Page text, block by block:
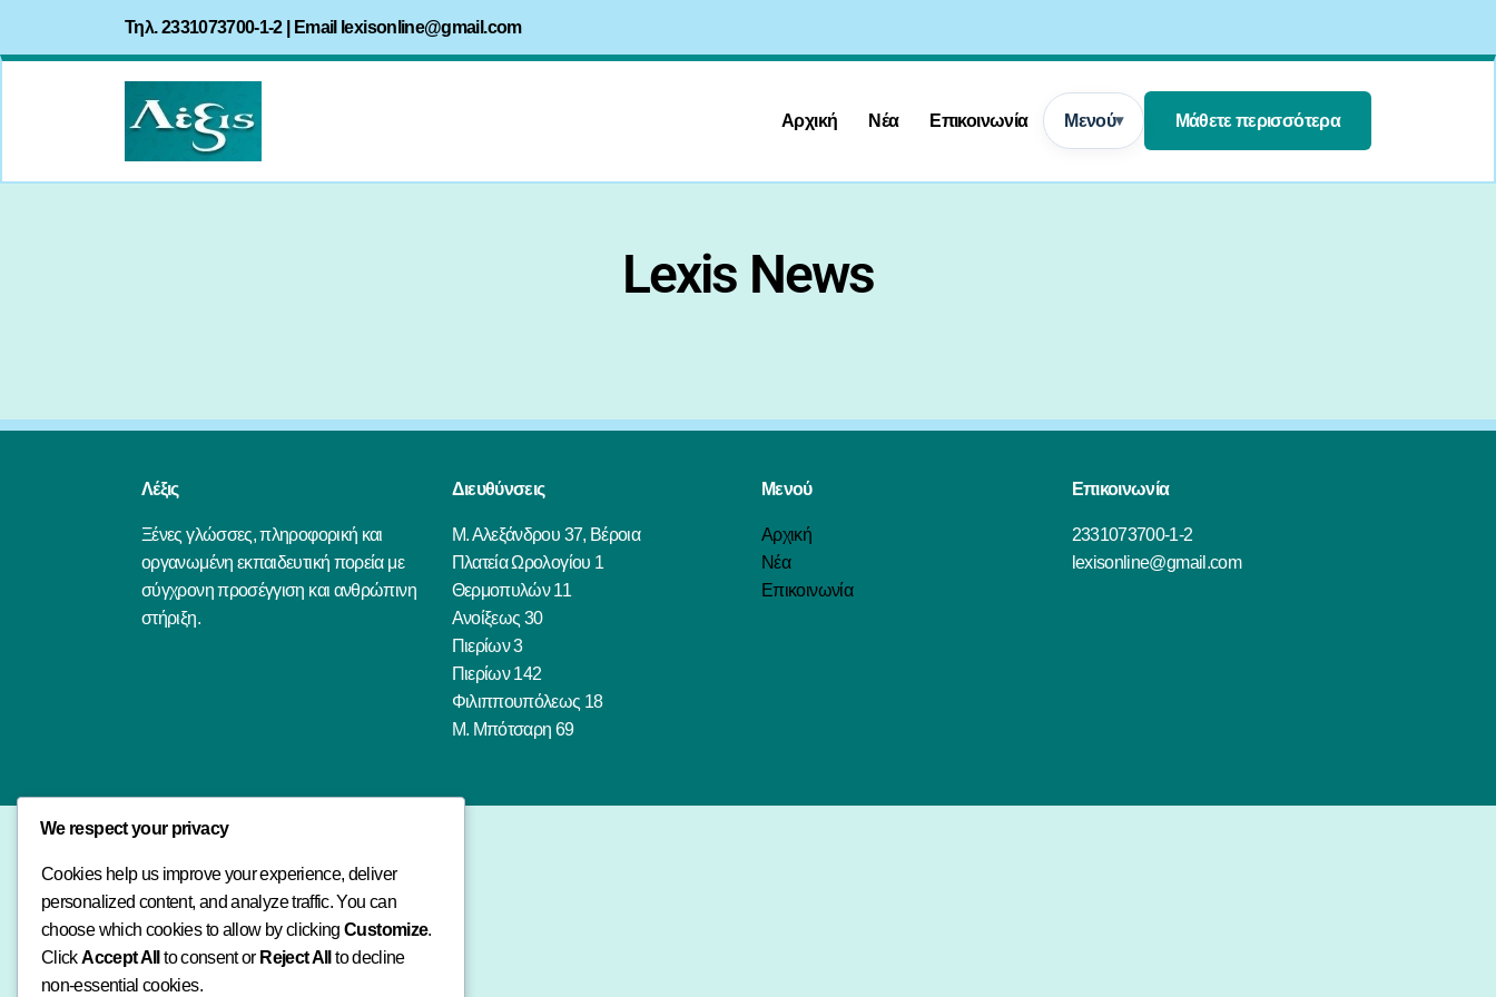
Τηλ. 2331073700-1-2 | Email lexisonline@gmail.com
Αρχική Νέα Επικοινωνία Μενού Μάθετε περισσότερα
Lexis News
Λέξις
Ξένες γλώσσες, πληροφορική και
οργανωμένη εκπαιδευτική πορεία με
σύγχρονη προσέγγιση και ανθρώπινη
στήριξη.
Διευθύνσεις
Μ. Αλεξάνδρου 37, Βέροια
Πλατεία Ωρολογίου 1
Θερμοπυλών 11
Ανοίξεως 30
Πιερίων 3
Πιερίων 142
Φιλιππουπόλεως 18
Μ. Μπότσαρη 69
Μενού
Αρχική
Νέα
Επικοινωνία
Επικοινωνία
2331073700-1-2
lexisonline@gmail.com
We respect your privacy
Cookies help us improve your experience, deliver
personalized content, and analyze traffic. You can
choose which cookies to allow by clickingCustomize.
ClickAccept All to consent or Reject All to decline
non-essential cookies.